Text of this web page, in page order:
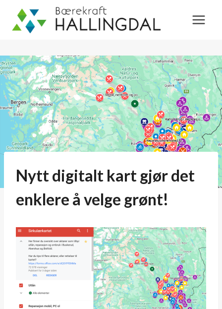
content
Nytt digitalt kart gjør det
enklere å velge grønt!